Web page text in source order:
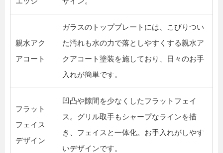
親水アク
アコート
ガラスのトッププレートには、こびりつい
た汚れも水の力で落としやすくする親水ア
クアコート塗装を施しており、日々のお手
入れが簡単です。
フラット
フェイス
デザイン
凹凸や隙間を少なくしたフラットフェイ
ス。グリル取手もシャープなラインを描
き、フェイスと一体化。お手入れがしやす
いデザインです。